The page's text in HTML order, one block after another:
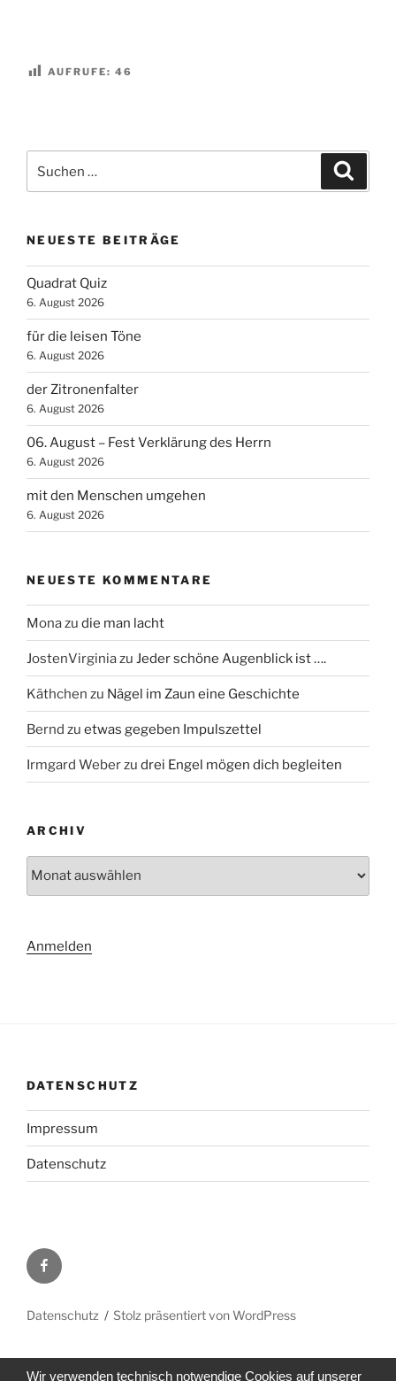
AUFRUFE: 46
nach:
NEUESTE BEITRÄGE
Quadrat Quiz
6. August 2026
für die leisen Töne
6. August 2026
der Zitronenfalter
6. August 2026
06. August – Fest Verklärung des Herrn
6. August 2026
mit den Menschen umgehen
6. August 2026
NEUESTE KOMMENTARE
Monazu die man lacht
JostenVirginiazu Jeder schöne Augenblick ist ….
Käthchen zu Nägel im Zaun eine Geschichte
Bernd zu etwas gegeben Impulszettel
Irmgard Weberzu drei Engel mögen dich begleiten
ARCHIV
Anmelden
DATENSCHUTZ
Impressum
Datenschutz
Facebook
Datenschutz Stolz präsentiert von WordPress
Wir verwenden technisch notwendige Cookies auf unserer